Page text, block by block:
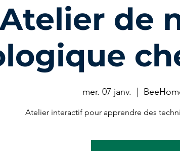
Atelier de
mer. 07 janv.
Atelier interactif pour apprendre des